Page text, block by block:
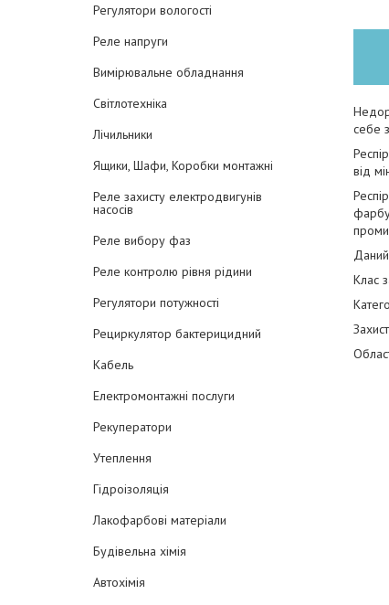
Регулятори вологості
Реле напруги
Вимірювальне обладнання
Світлотехніка
Лічильники
Ящики, Шафи, Коробки монтажні
Реле захисту електродвигунів
насосів
Реле вибору фаз
Реле контролю рівня рідини
Регулятори потужності
Рециркулятор бактерицидний
Кабель
Електромонтажні послуги
Рекуператори
Утеплення
Гідроізоляція
Лакофарбові матеріали
Будівельна хімія
Автохімія
себе
від
Клас